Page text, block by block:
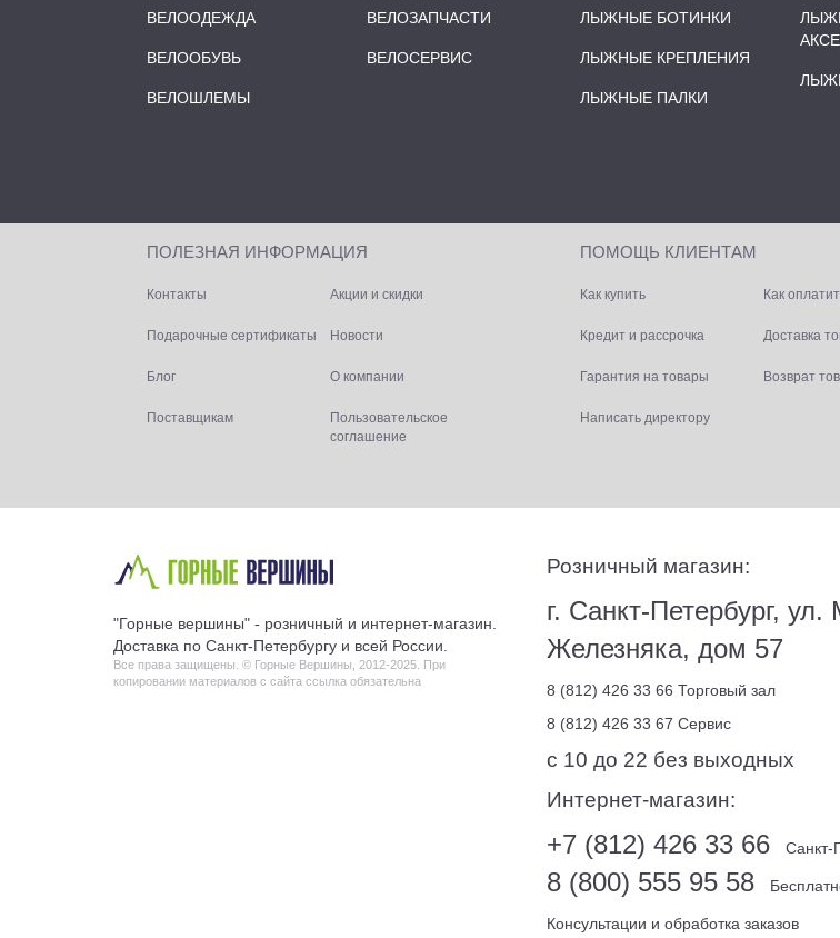
ВЕЛООДЕЖДА
ВЕЛООБУВЬ
ВЕЛОШЛЕМЫ
ВЕЛОЗАПЧАСТИ
ВЕЛОСЕРВИС
ЛЫЖНЫЕ БОТИНКИ
ЛЫЖНЫЕ КРЕПЛЕНИЯ
ЛЫЖНЫЕ ПАЛКИ
ПОЛЕЗНАЯ ИНФОРМАЦИЯ
Контакты Акции и скидки
Подарочные сертификаты Новости
Блог О компании
Поставщикам
Пользовательское
соглашение
ПОМОЩЬ КЛИЕНТАМ
Как купить Как
Кредит и рассрочка Доставка
Гарантия на товары Возврат
Написать директору
"Горные вершины" - розничный и интернет-магазин.
Доставка по Санкт-Петербургу и всей России.
Все права защищены. © Горные Вершины, 2012-2025. При
копировании материалов с сайта ссылка обязательна
Розничный магазин:
г. Санкт-Петербург, ул.
Железняка, дом 57
8 (812) 426 33 66 Торговый зал
8 (812) 426 33 67 Сервис
с 10 до 22 без выходных
Интернет-магазин:
+7 (812) 426 33 66 Санкт-
8 (800) 555 95 58
Консультации и обработка заказов